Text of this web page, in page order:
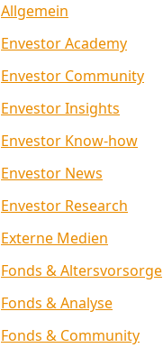
Allgemein
Envestor Academy
Envestor Community
Envestor Insights
Envestor Know-how
Envestor News
Envestor Research
Externe Medien
Fonds & Altersvorsorge
Fonds & Analyse
Fonds & Community